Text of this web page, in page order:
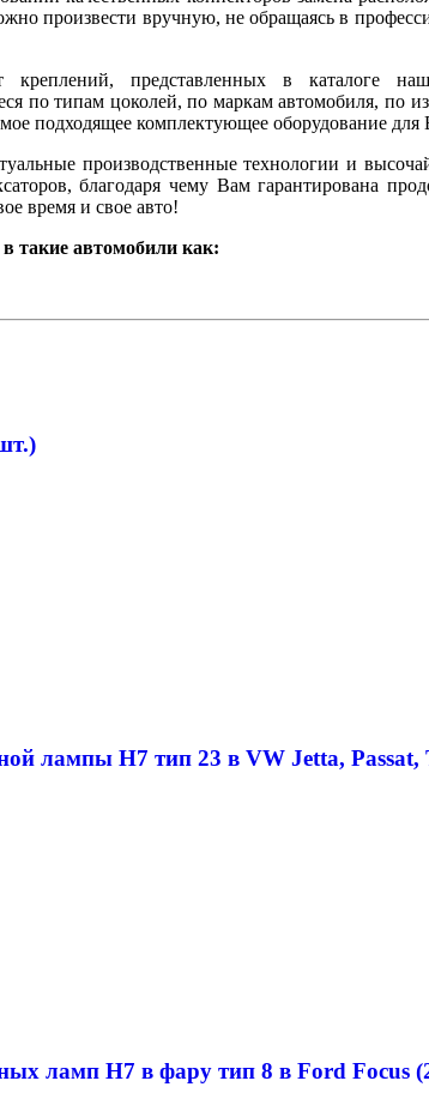
произвести вручную, не обращаясь в
креплений, представленных в каталоге
по типам цоколей, по маркам автомобиля, по
подходящее комплектующее оборудование для
производственные технологии и
благодаря чему Вам гарантирована
время и свое авто!
такие автомобили как:
лампы H7 тип 23 в VW Jetta,
ламп H7 в фару тип 8 в Ford Focus